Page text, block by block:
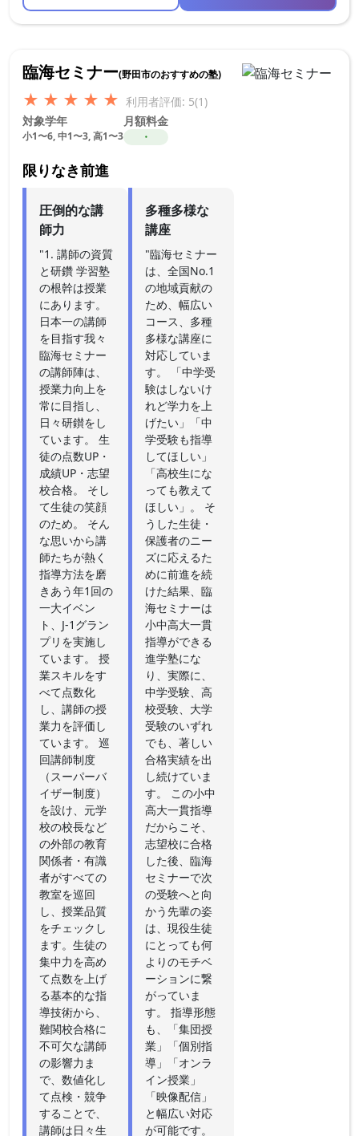
臨海セミナー(野田市のおすすめの塾)
★ ★ ★ ★ ★ 利用者評価: 5(1)
対象学年
小1〜6, 中1〜3, 高1〜3
月額料金
・
限りなき前進
圧倒的な講
師力
"1. 講師の資質
と研鑽 学習塾
の根幹は授業
にあります。
日本一の講師
を目指す我々
臨海セミナー
の講師陣は、
授業力向上を
常に目指し、
日々研鑚をし
ています。 生
徒の点数UP・
成績UP・志望
校合格。 そし
て生徒の笑顔
のため。 そん
な思いから講
師たちが熱く
指導方法を磨
きあう年1回の
一大イベン
ト、J-1グラン
プリを実施し
ています。 授
業スキルをす
べて点数化
し、講師の授
業力を評価し
ています。 巡
回講師制度
（スーパーバ
イザー制度）
を設け、元学
校の校長など
の外部の教育
関係者・有識
者がすべての
教室を巡回
し、授業品質
をチェックし
ます。生徒の
集中力を高め
て点数を上げ
る基本的な指
導技術から、
難関校合格に
不可欠な講師
の影響力ま
で、数値化し
て点検・競争
することで、
講師は日々生
多種多様な
講座
"臨海セミナー
は、全国No.1
の地域貢献の
ため、幅広い
コース、多種
多様な講座に
対応していま
す。 「中学受
験はしないけ
れど学力を上
げたい」「中
学受験も指導
してほしい」
「高校生にな
っても教えて
ほしい」。 そ
うした生徒・
保護者のニー
ズに応えるた
めに前進を続
けた結果、臨
海セミナーは
小中高大一貫
指導ができる
進学塾にな
り、実際に、
中学受験、高
校受験、大学
受験のいずれ
でも、著しい
合格実績を出
し続けていま
す。 この小中
高大一貫指導
だからこそ、
志望校に合格
した後、臨海
セミナーで次
の受験へと向
かう先輩の姿
は、現役生徒
にとっても何
よりのモチベ
ーションに繋
がっていま
す。 指導形態
も、「集団授
業」「個別指
導」「オンラ
イン授業」
「映像配信」
と幅広い対応
が可能です。